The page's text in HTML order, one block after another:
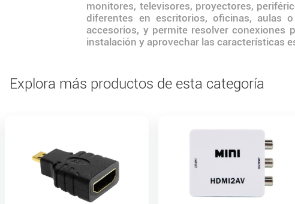
monitores, televisores, proyectores,
diferentes en escritorios, oficinas, aulas
accesorios, y permite resolver conexiones
instalación y aprovechar las características
Explora más productos de esta categoría